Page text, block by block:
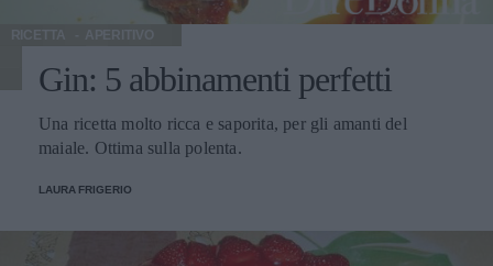
RICETTA
Gin: 5 abbinamenti perfetti
Una ricetta molto ricca e saporita, per gli amanti del
maiale. Ottima sulla polenta.
LAURA FRIGERIO